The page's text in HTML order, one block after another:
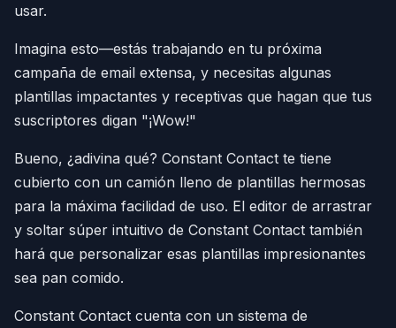
usar.
Imagina esto—estás trabajando en tu próxima
campaña de email extensa, y necesitas algunas
plantillas impactantes y receptivas que hagan que tus
suscriptores digan "¡Wow!"
Bueno, ¿adivina qué? Constant Contact te tiene
cubierto con un camión lleno de plantillas hermosas
para la máxima facilidad de uso. El editor de arrastrar
y soltar súper intuitivo de Constant Contact también
hará que personalizar esas plantillas impresionantes
sea pan comido.
Constant Contact cuenta con un sistema de